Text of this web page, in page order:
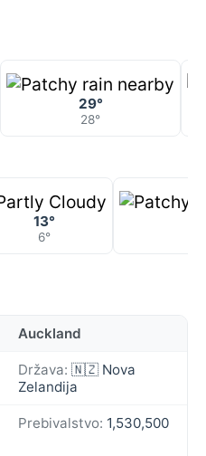
29°
28°
13°
6°
Auckland
Država: 🇳🇿 Nova
Zelandija
Prebivalstvo: 1,530,500